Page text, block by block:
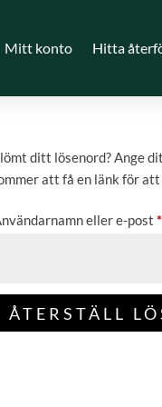
Mitt konto Hitta
ditt lösenord? Ange
att få en länk för
eller e-post *
ÅTERSTÄLL